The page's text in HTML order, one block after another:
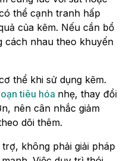
thể cạnh tranh hấp
của kẽm. Nếu cần bổ
cách nhau theo khuyến
thể khi sử dụng kẽm.
tiêu hóa nhẹ, thay đổi
nên cân nhắc giảm
dõi thêm.
không phải giải pháp